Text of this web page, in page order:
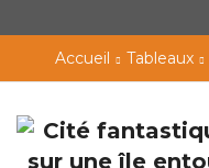
Accueil Tableaux